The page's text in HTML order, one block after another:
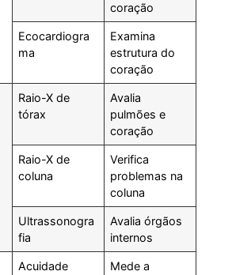
coração
Ecocardiogra
ma
Examina
estrutura do
coração
Raio-X de
tórax
Avalia
pulmões e
coração
Raio-X de
coluna
Verifica
problemas na
coluna
Ultrassonogra
fia
Avalia órgãos
internos
Acuidade
Mede a